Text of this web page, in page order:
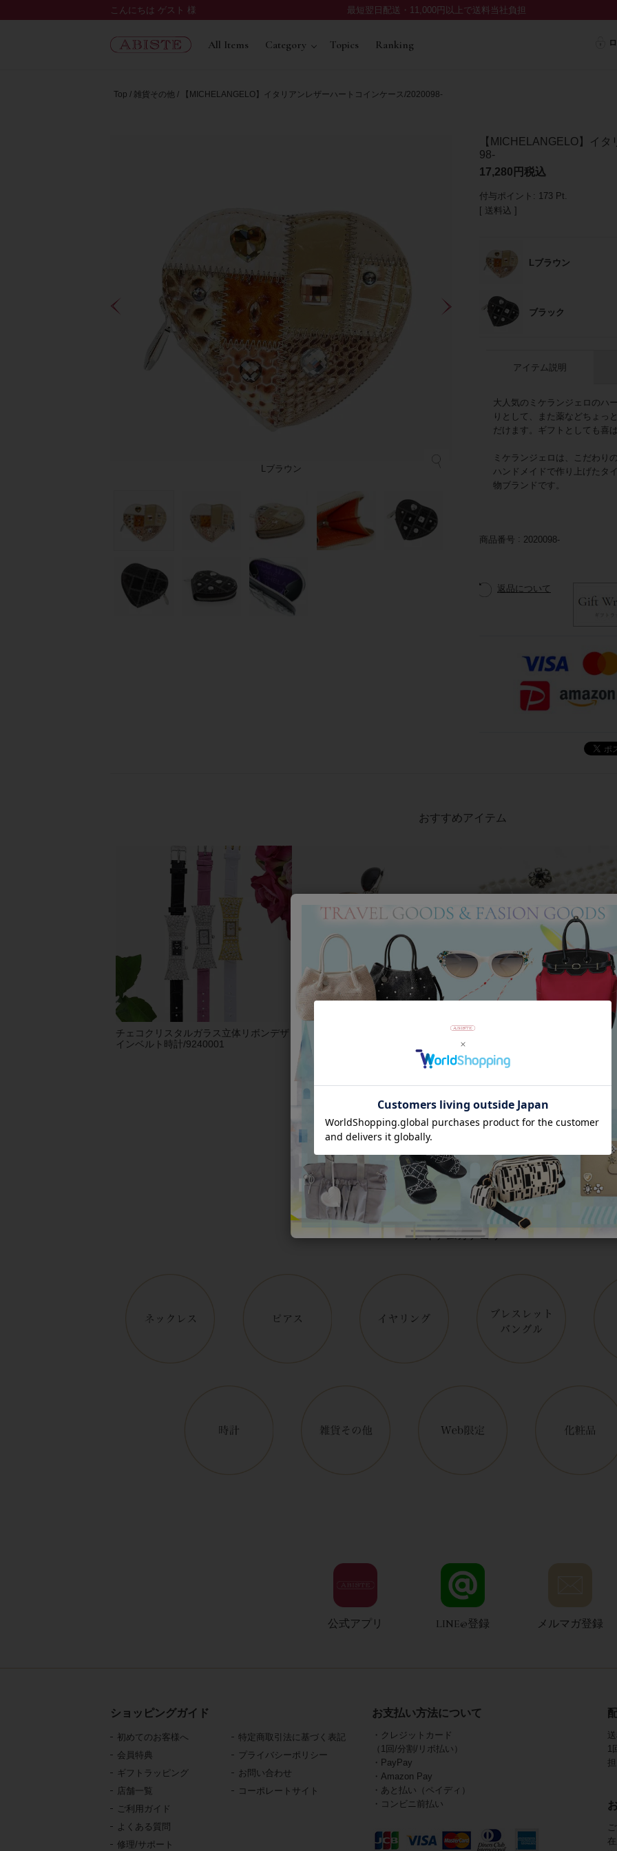
こんにちは ゲスト 様 最短翌日配送・11,000円以上で送料当社負担
All Items Category Topics Ranking
Top 雑貨その他 【MICHELANGELO】イタリアンレザーハートコインケース/2020098-
Lブラウン L
【MICHELANGELO】イ
98-
17,280
税込
付与ポイント: 173 Pt.
送料込
Lブラウン
ブラック
アイテム説明
大人気のミケランジェロのハ
りとして、また薬などちょっ
だけます。ギフトとしても喜
ミケランジェロは、こだわり
ハンドメイドで作り上げたタ
物ブランドです。
商品番号 2020098-
返品について
おすすめアイテム
チェコクリスタルガラス立体リボンデザ
インベルト時計/9240001
【アンジェラカプッチ】イタリア製大ぶ
りイヤリング/3021010-
8mm玉マジョルカパール×キュー
Category
アイテムカテゴリー
公式アプリ LINE@登録 メルマガ登録
ショッピングガイド
初めてのお客様へ
会員特典
ギフトラッピング
店舗一覧
ご利用ガイド
よくある質問
修理/サポート
特定商取引法に基づく表記
プライバシーポリシー
お問い合わせ
コーポレートサイト
お支払い方法について
・クレジットカード
（1回/分割/リボ払い）
・PayPay
・Amazon Pay
・あと払い（ペイディ）
・コンビニ前払い
1